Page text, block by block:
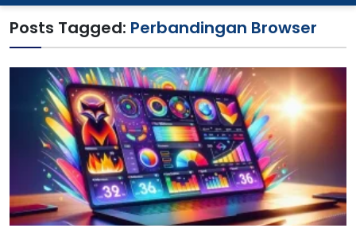
Posts Tagged: Perbandingan Browser